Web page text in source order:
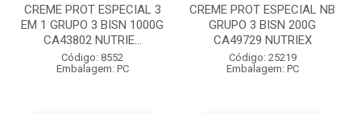
CREME PROT ESPECIAL 3
EM 1 GRUPO 3 BISN 1000G
CA43802 NUTRIE...
Código: 8552
Embalagem: PC
CREME PROT ESPECIAL NB
GRUPO 3 BISN 200G
CA49729 NUTRIEX
Código: 25219
Embalagem: PC